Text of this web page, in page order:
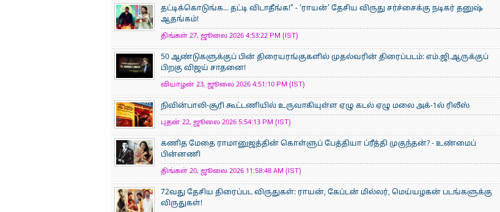
தட்டிக்கொடுங்க... தட்டி விடாதீங்க!" - 'ராயன்' தேசிய விருது சர்ச்சைக்கு நடிகர் தனுஷ்
ஆதங்கம்!
திங்கள் 27, ஜூலை 2026 4:53:22 PM (IST)
50 ஆண்டுகளுக்குப் பின் திரையரங்குகளில் முதல்வரின் திரைப்படம்: எம்.ஜி.ஆருக்குப்
பிறகு விஜய் சாதனை!
வியாழன் 23, ஜூலை 2026 4:51:10 PM (IST)
நிவின்பாலி-சூரி கூட்டணியில் உருவாகியுள்ள ஏழு கடல் ஏழு மலை அக்-1ல் ரிலீஸ்
புதன் 22, ஜூலை 2026 5:54:13 PM (IST)
கணித மேதை ராமானுஜத்தின் கொள்ளுப் பேத்தியா ப்ரீத்தி முகுந்தன்? - உண்மைப்
பின்னணி
திங்கள் 20, ஜூலை 2026 11:58:48 AM (IST)
72வது தேசிய திரைப்பட விருதுகள்: ராயன், கேப்டன் மில்லர், மெய்யழகன் படங்களுக்கு
விருதுகள்!